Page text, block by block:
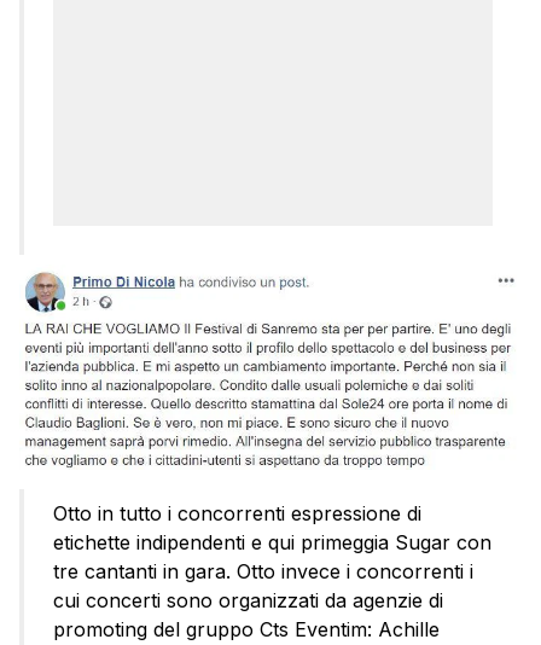
Otto in tutto i concorrenti espressione di
etichette indipendenti e qui primeggia Sugar con
tre cantanti in gara. Otto invece i concorrenti i
cui concerti sono organizzati da agenzie di
promoting del gruppo Cts Eventim: Achille